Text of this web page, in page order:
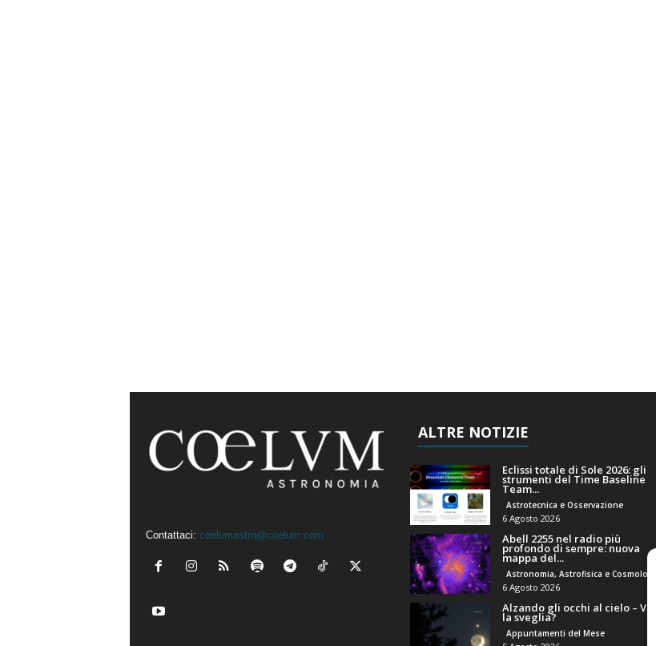
Contattaci: coelumastro@coelum.com
ALTRE NOTIZIE
Eclissi totale di Sole 2026: gli
strumenti del Time Baseline
Team...
Astrotecnica e Osservazione
6 Agosto 2026
Abell 2255 nel radio più
profondo di sempre: nuova
mappa del...
Astronomia, Astrofisica e Cosmologia
6 Agosto 2026
Alzando gli occhi al cielo – Vale
la sveglia?
Appuntamenti del Mese